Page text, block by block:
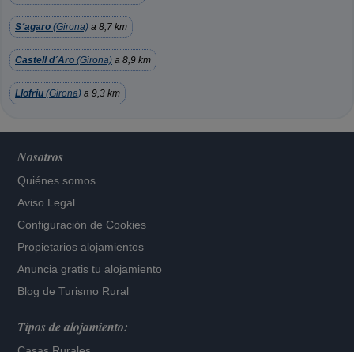
S´agaro (Girona) a 8,7 km
Castell d´Aro (Girona) a 8,9 km
Llofriu (Girona) a 9,3 km
Nosotros
Quiénes somos
Aviso Legal
Configuración de Cookies
Propietarios alojamientos
Anuncia gratis tu alojamiento
Blog de Turismo Rural
Tipos de alojamiento: